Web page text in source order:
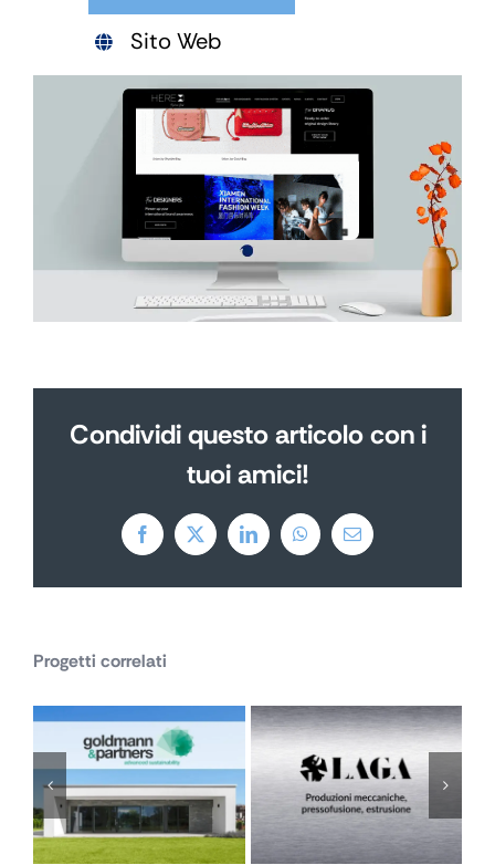
Sito Web
Condividi questo articolo con i
tuoi amici!
Facebook
X LinkedInWhatsApp
Email
Progetti correlati
Goldmann &
Partners
LAGA